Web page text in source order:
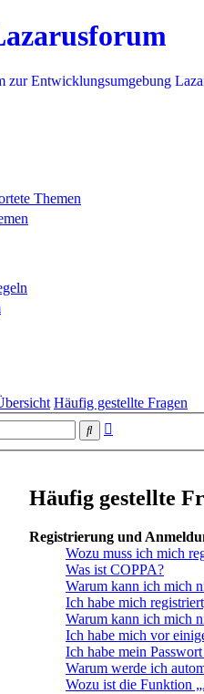
zur Entwicklungsumgebung
Themen
Häufig gestellte Fragen
Suche
Häufig gestellte
Registrierung und
Wozu muss ich mich
Was ist COPPA?
Warum kann ich mich
Ich habe mich
Warum kann ich mich
Ich habe mich vor
Ich habe mein
Warum werde ich
Wozu ist die Funktion